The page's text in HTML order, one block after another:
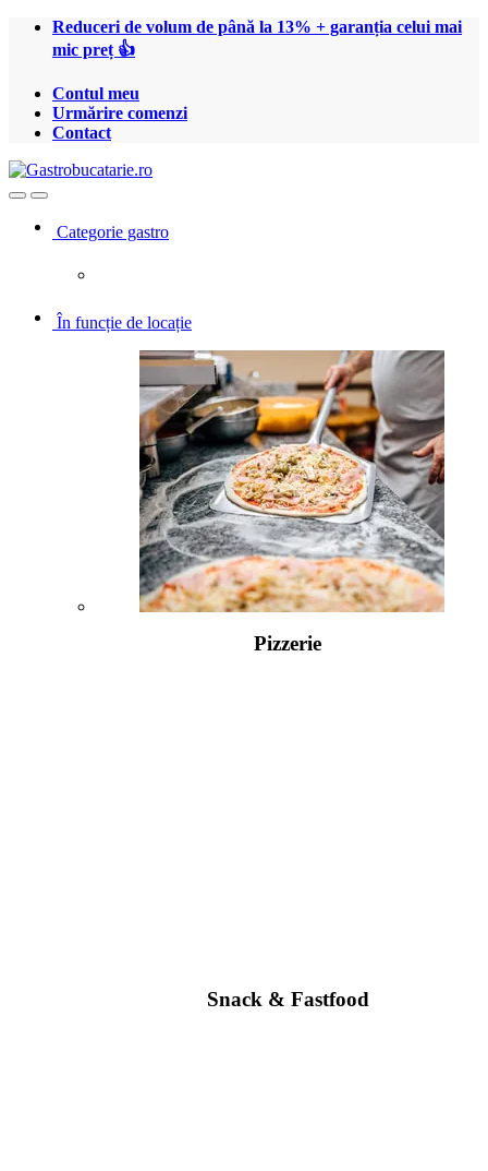
Treci
Treci
Reduceri de volum de până la 13% + garanția celui mai
mic preț 👍
Contul meu
Urmărire comenzi
Contact
OpenClose
Categorie gastro
În funcție de locație
Pizzerie
Snack & Fastfood